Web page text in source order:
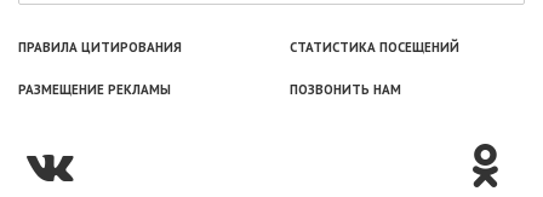
ПРАВИЛА ЦИТИРОВАНИЯ СТАТИСТИКА ПОСЕЩЕНИЙ
РАЗМЕЩЕНИЕ РЕКЛАМЫ ПОЗВОНИТЬ НАМ